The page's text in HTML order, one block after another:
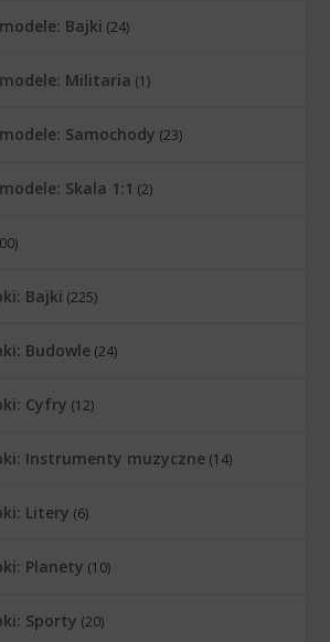
Bajki (24)
Militaria (1)
Samochody (23)
Skala 1:1 (2)
Bajki (225)
Budowle (24)
Cyfry (12)
Instrumenty muzyczne (14)
Litery (6)
Planety (10)
Sporty (20)